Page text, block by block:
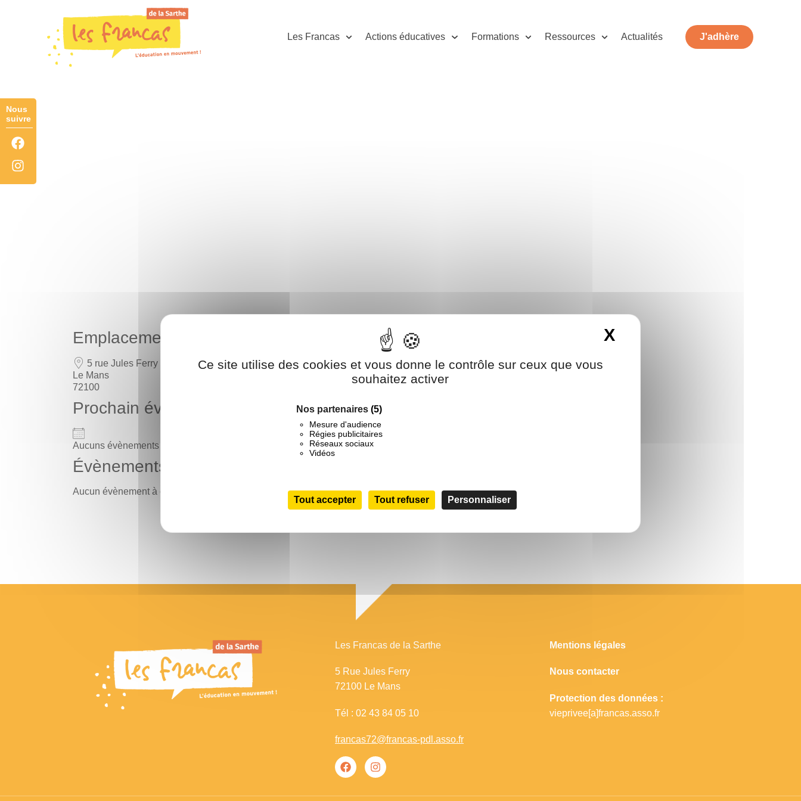
Ce site utilise des cookies et vous donne le contrôle sur ceux que vous
souhaitez activer
Nos partenaires (5)
Mesure d'audience
Régies publicitaires
Réseaux sociaux
Vidéos
Tout accepter Tout refuser Personnaliser
X
Les Francas Actions éducatives Formations Ressources Actualités J'adhère
Emplacement
5 rue Jules Ferry
Le Mans
72100
Prochain évènement
Aucuns évènements à venir
Évènements à venir
Aucun évènement à cet emplacement
Les Francas de la Sarthe
5 Rue Jules Ferry
72100 Le Mans
Tél : 02 43 84 05 10
francas72@francas-pdl.asso.fr
Mentions légales
Nous contacter
Protection des données :
vieprivee[a]francas.asso.fr